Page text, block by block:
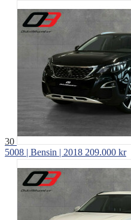
30
5008 | Bensin | 2018 209.000 kr